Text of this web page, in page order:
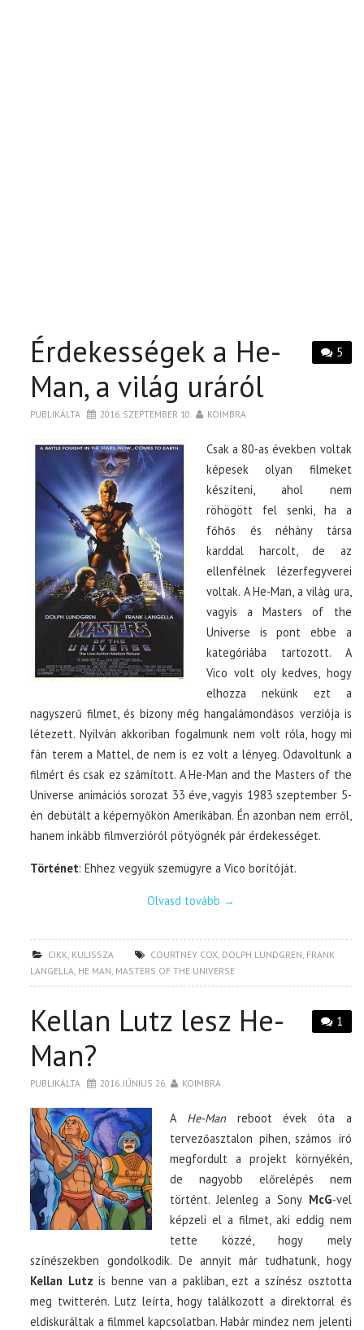
5
Érdekességek a He-
Man, a világ uráról
PUBLIKÁLTA 2016. SZEPTEMBER 10. KOIMBRA
Csak a 80-as években voltak
képesek olyan filmeket
készíteni, ahol nem
röhögött fel senki, ha a
főhős és néhány társa
karddal harcolt, de az
ellenfélnek lézerfegyverei
voltak. A He-Man, a világ ura,
vagyis a Masters of the
Universe is pont ebbe a
kategóriába tartozott. A
Vico volt oly kedves, hogy
elhozza nekünk ezt a
nagyszerű filmet, és bizony még hangalámondásos verziója is
létezett. Nyilván akkoriban fogalmunk nem volt róla, hogy mi
fán terem a Mattel, de nem is ez volt a lényeg. Odavoltunk a
filmért és csak ez számított. A He-Man and the Masters of the
Universe animációs sorozat 33 éve, vagyis 1983 szeptember 5-
én debütált a képernyőkön Amerikában. Én azonban nem erről,
hanem inkább filmverzióról pötyögnék pár érdekességet.
Történet: Ehhez vegyük szemügyre a Vico borítóját.
Olvasd tovább →
CIKK, KULISSZA COURTNEY COX, DOLPH LUNDGREN, FRANK
LANGELLA, HE MAN, MASTERS OF THE UNIVERSE
1
Kellan Lutz lesz He-
Man?
PUBLIKÁLTA 2016. JÚNIUS 26. KOIMBRA
AHe-Manreboot évek óta a
tervezőasztalon pihen, számos író
megfordult a projekt környékén,
de nagyobb előrelépés nem
történt. Jelenleg a Sony McG-vel
képzeli el a filmet, aki eddig nem
tette közzé, hogy mely
színészekben gondolkodik. De annyit már tudhatunk, hogy
Kellan Lutz is benne van a pakliban, ezt a színész osztotta
meg twitterén. Lutz leírta, hogy találkozott a direktorral és
eldiskuráltak a filmmel kapcsolatban. Habár mindez nem jelenti